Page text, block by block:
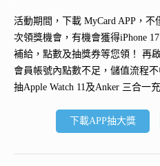
活動期間，下載 MyCard APP，
次領獎機會，有機會獲得iPhone
補給，點數及抽獎券等您領！ 再
會員帳號內點數不足，儲值流程
抽Apple Watch 11及Anker 三合一
下載APP抽大獎